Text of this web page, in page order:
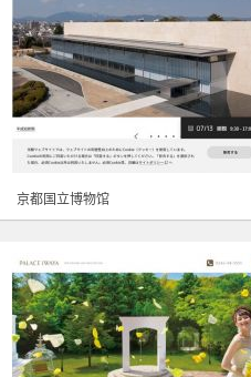
京都国立博物馆